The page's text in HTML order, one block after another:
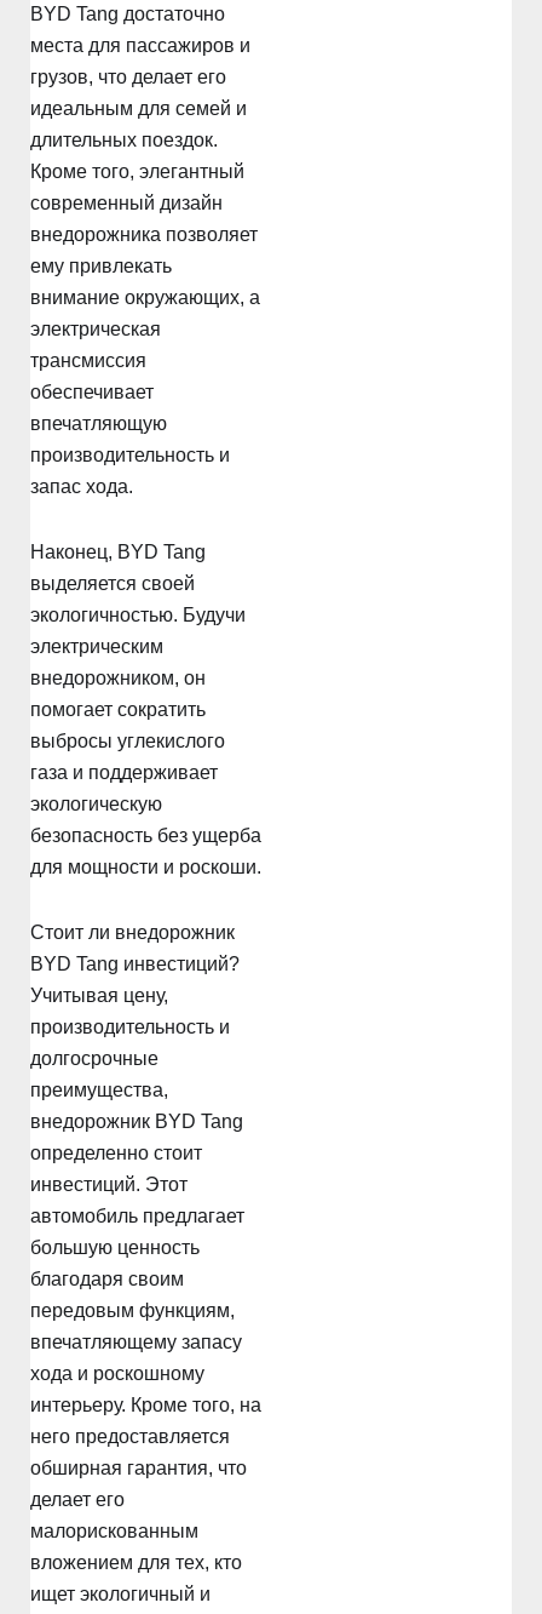
BYD Tang достаточно
места для пассажиров и
грузов, что делает его
идеальным для семей и
длительных поездок.
Кроме того, элегантный
современный дизайн
внедорожника позволяет
ему привлекать
внимание окружающих, а
электрическая
трансмиссия
обеспечивает
впечатляющую
производительность и
запас хода.
Наконец, BYD Tang
выделяется своей
экологичностью. Будучи
электрическим
внедорожником, он
помогает сократить
выбросы углекислого
газа и поддерживает
экологическую
безопасность без ущерба
для мощности и роскоши.
Стоит ли внедорожник
BYD Tang инвестиций?
Учитывая цену,
производительность и
долгосрочные
преимущества,
внедорожник BYD Tang
определенно стоит
инвестиций. Этот
автомобиль предлагает
большую ценность
благодаря своим
передовым функциям,
впечатляющему запасу
хода и роскошному
интерьеру. Кроме того, на
него предоставляется
обширная гарантия, что
делает его
малорискованным
вложением для тех, кто
ищет экологичный и